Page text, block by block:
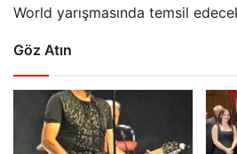
World yarışmasında temsil
Göz Atın